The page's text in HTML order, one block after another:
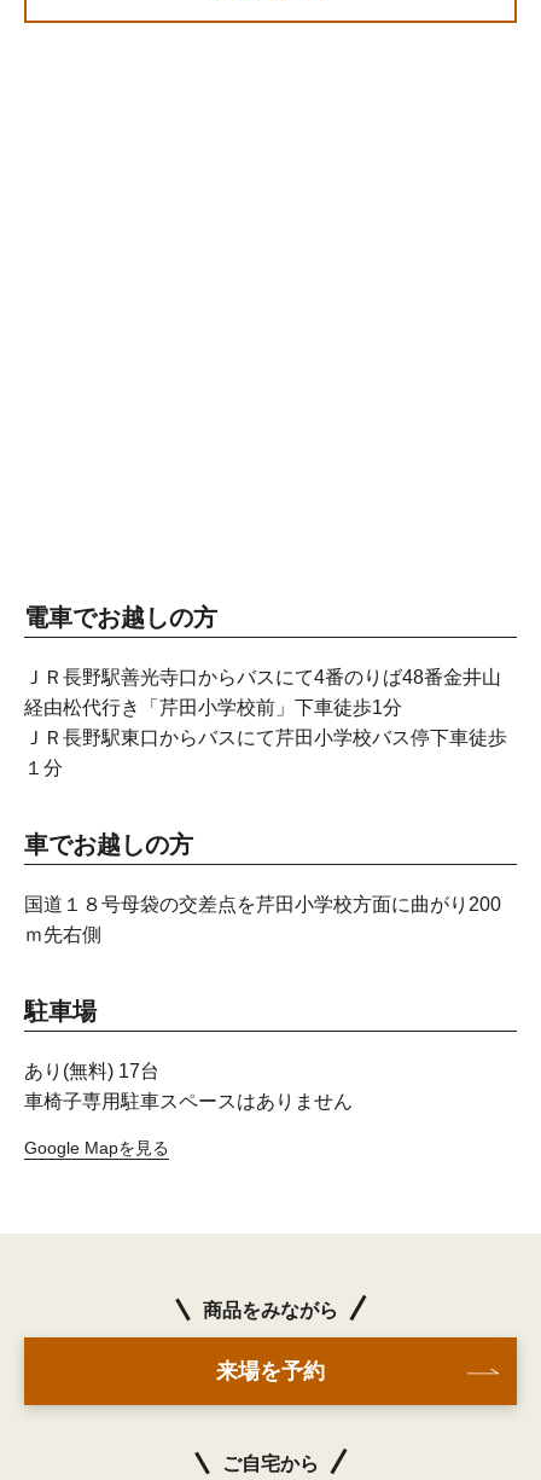
電車でお越しの方
ＪＲ長野駅善光寺口からバスにて4番のりば48番金井山
経由松代行き「芹田小学校前」下車徒歩1分
ＪＲ長野駅東口からバスにて芹田小学校バス停下車徒歩
１分
車でお越しの方
国道１８号母袋の交差点を芹田小学校方面に曲がり200
ｍ先右側
駐車場
あり(無料) 17台
車椅子専用駐車スペースはありません
Google Mapを見る
商品をみながら
来場を予約
ご自宅から